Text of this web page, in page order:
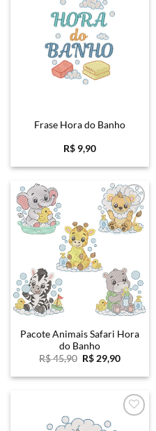
Frase Hora do Banho
R$ 9,90
Favoritar
Pacote Animais Safari Hora
do Banho
R$45,90 O
original
R$ 29,90O
atual
R$ 29,90.
Favoritar